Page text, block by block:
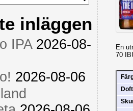
inläggen
IPA 2026-08-
2026-08-06
En
70
Doft